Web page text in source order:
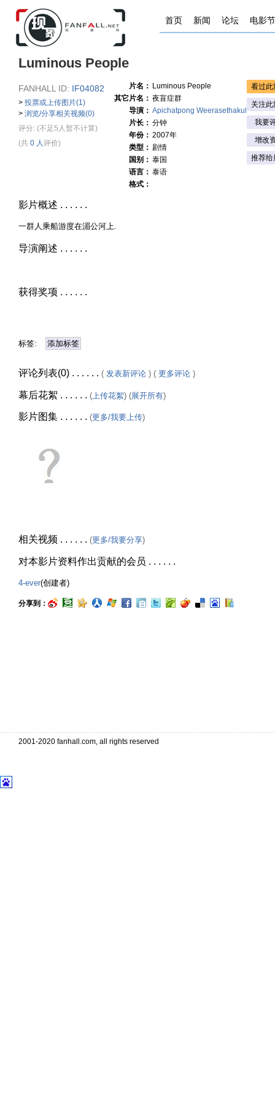
首页 新闻 论坛 电影节
Luminous People
FANHALL ID: IF04082
> 投票或上传图片(1)
> 浏览/分享相关视频(0)
评分: (不足5人暂不计算)
(共 0 人评价)
片名： Luminous People
其它片名： 夜盲症群
导演： Apichatpong Weerasethakul
片长： 分钟
年份： 2007年
类型： 剧情
国别： 泰国
语言： 泰语
格式：
看过此
关注此
我要
增改
推荐给
影片概述 . . . . . .
一群人乘船游度在湄公河上.
导演阐述 . . . . . .
获得奖项 . . . . . .
标签: 添加标签
评论列表(0) . . . . . . ( 发表新评论 ) ( 更多评论 )
幕后花絮 . . . . . . ( 上传花絮) ( 展开所有)
影片图集 . . . . . . (更多/我要上传)
相关视频 . . . . . . (更多/我要分享)
对本影片资料作出贡献的会员 . . . . . .
4-ever(创建者)
分享到：
2001-2020 fanhall.com, all rights reserved